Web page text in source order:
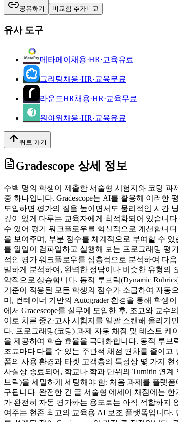
공유하기 비교함 추가비교
유사 도구
메타페이 채용·HR·교육유료
그리팅채용·HR·교육무료
라운드HR채용·HR·교육무료
원아워 채용·HR·교육유료
위로 가기
Gradescope 상세 정보
수백 명의 학생이 제출한 서술형 시험지와 코딩
중 하나입니다. Gradescope는 AI를 활용해 이러한
도입하면 평가의 질을 높이면서도 물리적인 시간
깊이 있게 다루는 교육자에게 최적화되어 있습니
수 있어 평가 워크플로우를 혁신적으로 개선합니
을 보여주며, 부분 점수를 체계적으로 부여할 수
를 일일이 컴파일하고 실행해 보는 프로그래밍 평
적인 평가 워크플로우를 심층적으로 분석하여 다
밀하게 분석하여, 완벽한 정답이나 비슷한 유형의
약적으로 상승합니다. 동적 루브릭(Dynamic
기준이 적용된 모든 학생의 점수가 소급하여 자동
며, 컨테이너 기반의 Autograder 환경을 통해 학생
에서 Gradescope를 실무에 도입한 후, 조교와 교
이로 치른 중간고사 시험지를 일괄 스캔해 올리기
다. 프로그래밍(코딩) 과제 자동 채점 및 테스트
을 제공하여 학습 효율을 극대화합니다. 동적 루
조교마다 다를 수 있는 주관적 채점 편차를 줄이고
폼의 사용 환경과 타겟 고객층의 특성상 몇 가지
사실상 종료되어, 학교나 학과 단위의 Turnitin 연
브릭)을 세밀하게 세팅해야 함: 처음 과제를 플랫
구됩니다. 완전한 긴 글 서술형 에세이 채점에는
가 완전히 자동 평가하는 용도로는 아직 적합하지
여주는 현존 최고의 교육용 AI 보조 플랫폼입니다